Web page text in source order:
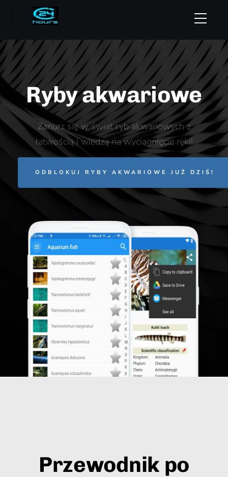
Ryby akwariowe
Zanurz się w świat ryb akwariowych z
łatwością i wiedzą na wyciągnięcie ręki!
ODBLOKUJ RYBY AKWARIOWE JUŻ DZIŚ!
Przewodnik po